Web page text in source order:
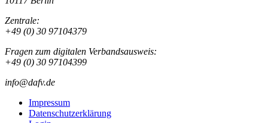
Zentrale:
+49 (0) 30 97104379
Fragen zum digitalen Verbandsausweis:
+49 (0) 30 97104399
info@dafv.de
Impressum
Datenschutzerklärung